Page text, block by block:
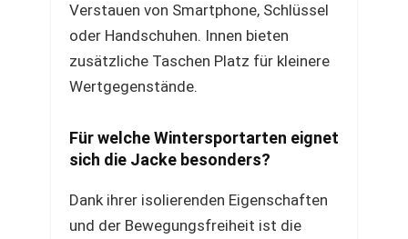
Verstauen von Smartphone, Schlüssel
oder Handschuhen. Innen bieten
zusätzliche Taschen Platz für kleinere
Wertgegenstände.
Für welche Wintersportarten eignet
sich die Jacke besonders?
Dank ihrer isolierenden Eigenschaften
und der Bewegungsfreiheit ist die